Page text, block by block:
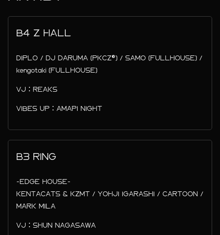
B4 Z HALL
DIPLO / DJ DARUMA (PKCZ®) / SAMO (FULLHOUSE) /
kengotaki (FULLHOUSE)
VJ：REAKS
VIBES UP：AMAPI NIGHT
B3 RING
-EDGE HOUSE-
KENTACATS & KZMT / YOHJI IGARASHI / CARTOON /
MARK MILA
VJ：SHUN NAGASAWA